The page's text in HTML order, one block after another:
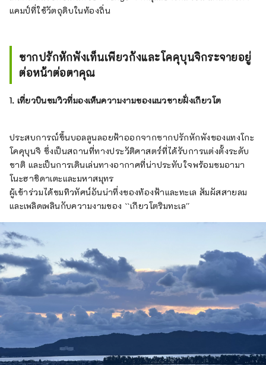
แคมป์ที่ใช้วัตถุดิบในท้องถิ่น
ซากปรักหักพังเท็นเพียวกังและโคคุบุนจิกระจายอยู่
ต่อหน้าต่อตาคุณ
1. เที่ยวบินชมวิวที่มองเห็นความงามของแนวชายฝั่งเกียวโต
ประสบการณ์ขึ้นบอลลูนลอยฟ้าออกจากซากปรักหักพังของแทงโกะ
โคคุบุนจิ ซึ่งเป็นสถานที่ทางประวัติศาสตร์ที่ได้รับการแต่งตั้งระดับ
ชาติ และเป็นการเดินเล่นทางอากาศที่น่าประทับใจพร้อมชมอามา
โนะฮาชิดาเตะและมหาสมุทร
ผู้เข้าร่วมได้ชมทิวทัศน์อันน่าทึ่งของท้องฟ้าและทะเล สัมผัสสายลม
และเพลิดเพลินกับความงามของ ``เกียวโตริมทะเล''